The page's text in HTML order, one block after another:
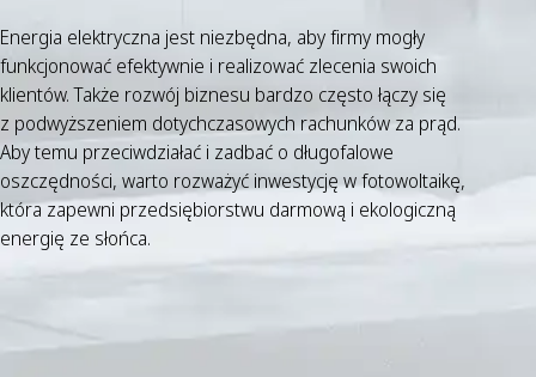
Energia elektryczna jest niezbędna, aby firmy mogły
funkcjonować efektywnie i realizować zlecenia swoich
klientów. Także rozwój biznesu bardzo często łączy się
z podwyższeniem dotychczasowych rachunków za prąd.
Aby temu przeciwdziałać i zadbać o długofalowe
oszczędności, warto rozważyć inwestycję w fotowoltaikę,
która zapewni przedsiębiorstwu darmową i ekologiczną
energię ze słońca.